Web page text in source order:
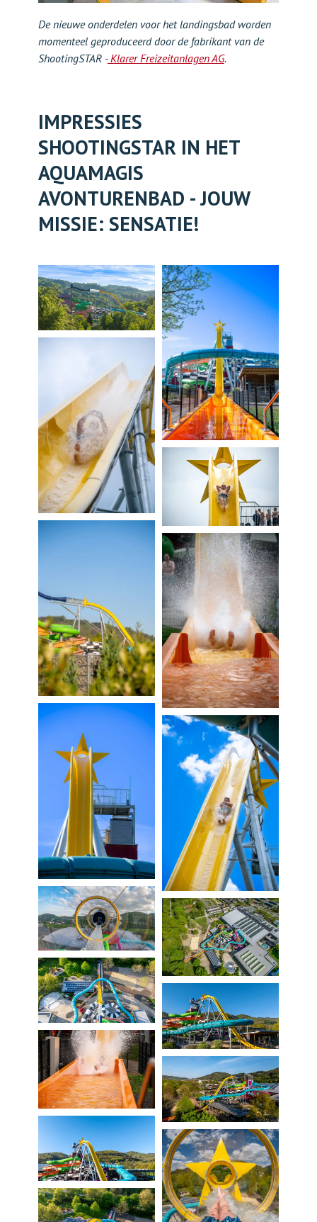
De nieuwe onderdelen voor het landingsbad worden
momenteel geproduceerd door de fabrikant van de
ShootingSTAR -Klarer Freizeitanlagen AG.
IMPRESSIES
SHOOTINGSTAR IN HET
AQUAMAGIS
AVONTURENBAD - JOUW
MISSIE: SENSATIE!